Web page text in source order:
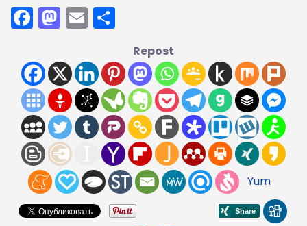
Facebook
Mastodon
Email
Repost
Yum